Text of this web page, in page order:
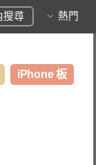
搜尋 熱門
iPhone 板